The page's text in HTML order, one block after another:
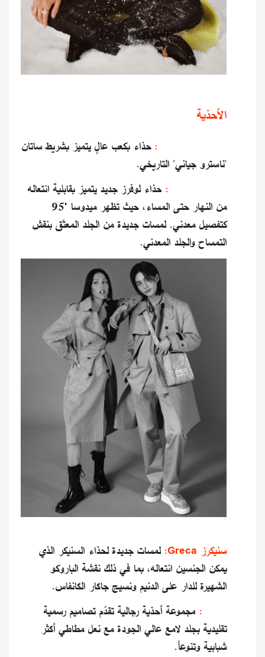
الأحذية
حذاء بكعب عالٍ يتميز بشريط ساتان
"ناسترو جياني" التاريخي.
حذاء لوفرز جديد يتميز بقابلية انتعاله
من النهار حتى المساء، حيث تظهر ميدوسا '95
كتفصيل معدني. لمسات جديدة من الجلد المعتّق بنقش
التمساح والجلد المعدني.
سنيكرز Greca:
لمسات جديدة لحذاء السنيكر الذي
يمكن الجنسين انتعاله، بما في ذلك نقشة الباروكو
الشهيرة للدار على الدنيم ونسيج جاكار الكانفاس.
مجموعة أحذية رجالية تقدّم تصاميم رسمية
تقليدية بجلد لامع عالي الجودة مع نعل مطاطي أكثر
شبابية وتنوعاً.